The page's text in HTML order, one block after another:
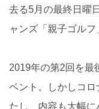
去る5月の最終日曜
ャンズ「親子ゴルフ
2019年の第2回を最
ベント。しかしコ
たし、内容も大幅に